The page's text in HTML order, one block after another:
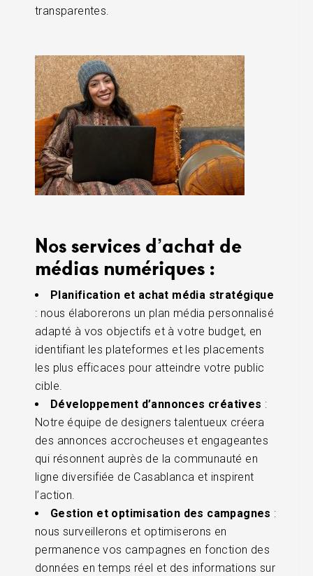
transparentes.
Nos services d’achat de
médias numériques :
Planification et achat média stratégique
: nous élaborerons un plan média personnalisé
adapté à vos objectifs et à votre budget, en
identifiant les plateformes et les placements
les plus efficaces pour atteindre votre public
cible.
Développement d’annonces créatives :
Notre équipe de designers talentueux créera
des annonces accrocheuses et engageantes
qui résonnent auprès de la communauté en
ligne diversifiée de Casablanca et inspirent
l’action.
Gestion et optimisation des campagnes :
nous surveillerons et optimiserons en
permanence vos campagnes en fonction des
données en temps réel et des informations sur